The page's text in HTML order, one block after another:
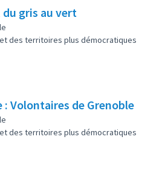
du gris au vert
des territoires plus démocratiques
: Volontaires de Grenoble
des territoires plus démocratiques